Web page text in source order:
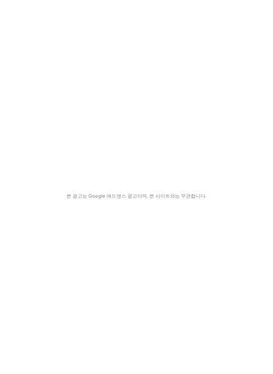
본 광고는 Google 애드센스 광고이며, 본 사이트와는 무관합니다.